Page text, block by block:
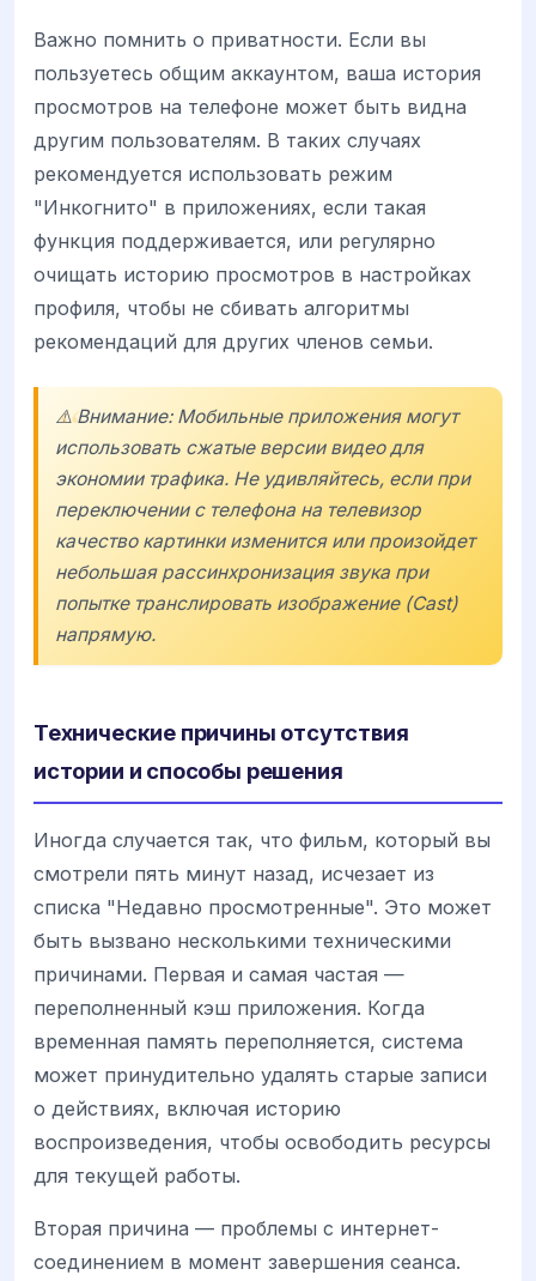
Важно помнить о приватности. Если вы
пользуетесь общим аккаунтом, ваша история
просмотров на телефоне может быть видна
другим пользователям. В таких случаях
рекомендуется использовать режим
"Инкогнито" в приложениях, если такая
функция поддерживается, или регулярно
очищать историю просмотров в настройках
профиля, чтобы не сбивать алгоритмы
рекомендаций для других членов семьи.
⚠️ Внимание: Мобильные приложения могут
использовать сжатые версии видео для
экономии трафика. Не удивляйтесь, если при
переключении с телефона на телевизор
качество картинки изменится или произойдет
небольшая рассинхронизация звука при
попытке транслировать изображение (Cast)
напрямую.
Технические причины отсутствия
истории и способы решения
Иногда случается так, что фильм, который вы
смотрели пять минут назад, исчезает из
списка "Недавно просмотренные". Это может
быть вызвано несколькими техническими
причинами. Первая и самая частая —
переполненный кэш приложения. Когда
временная память переполняется, система
может принудительно удалять старые записи
о действиях, включая историю
воспроизведения, чтобы освободить ресурсы
для текущей работы.
Вторая причина — проблемы с интернет-
соединением в момент завершения сеанса.